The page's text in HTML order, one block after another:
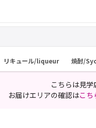
リキュール/liqueur 焼酎/
こちらは見学
お届けエリアの確認はこち